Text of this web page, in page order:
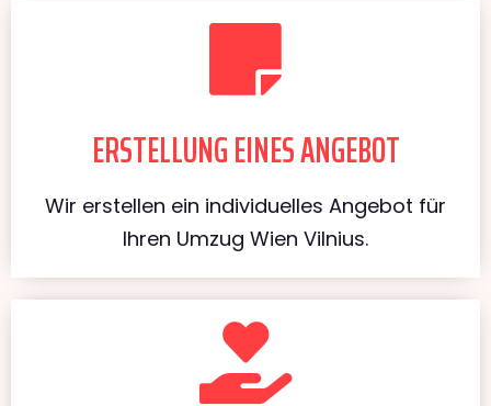
ERSTELLUNG EINES ANGEBOT
Wir erstellen ein individuelles Angebot für
Ihren Umzug Wien Vilnius.